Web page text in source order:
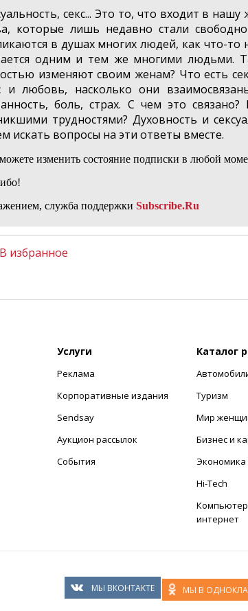
секс... Это то, что входит в
которые лишь недавно стали
в душах многих людей, как что-
одним и тем же многими людьми.
изменяют своим женам? Что есть
и любовь, насколько они
боль, страх. С чем это
трудностями? Духовность и
искать вопросы на эти ответы вместе.
изменить состояние подписки в любой
служба поддержкиSubscribe.Ru
В избранное
Услуги
Реклама
Корпоративные издания
Sendsay
Аукцион рассылок
События
Каталог
Туризм
Мир
Бизнес и
Hi-Tech
интернет
МЫ ВКОНТАКТЕ МЫ В